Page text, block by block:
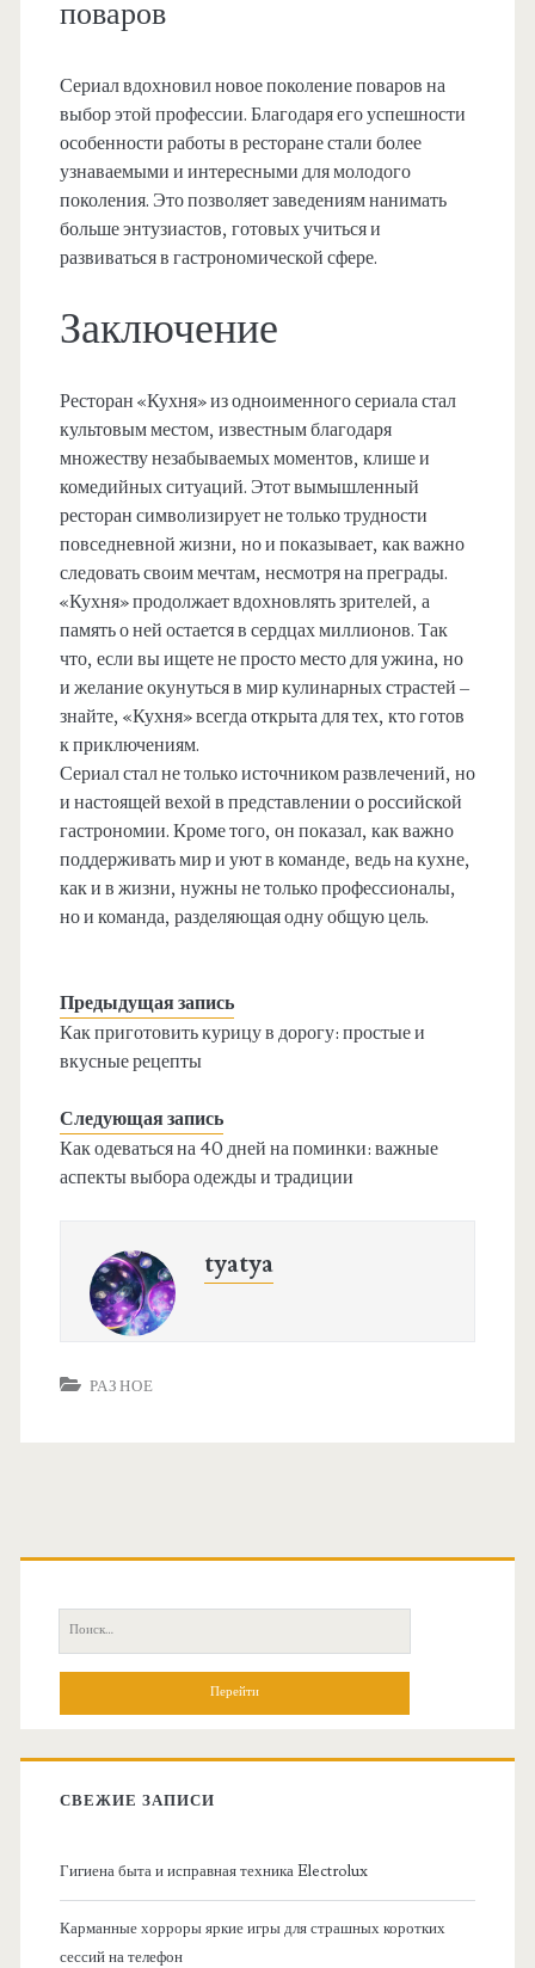
поваров
Сериал вдохновил новое поколение поваров на
выбор этой профессии. Благодаря его успешности
особенности работы в ресторане стали более
узнаваемыми и интересными для молодого
поколения. Это позволяет заведениям нанимать
больше энтузиастов, готовых учиться и
развиваться в гастрономической сфере.
Заключение
Ресторан «Кухня» из одноименного сериала стал
культовым местом, известным благодаря
множеству незабываемых моментов, клише и
комедийных ситуаций. Этот вымышленный
ресторан символизирует не только трудности
повседневной жизни, но и показывает, как важно
следовать своим мечтам, несмотря на преграды.
«Кухня» продолжает вдохновлять зрителей, а
память о ней остается в сердцах миллионов. Так
что, если вы ищете не просто место для ужина, но
и желание окунуться в мир кулинарных страстей –
знайте, «Кухня» всегда открыта для тех, кто готов
к приключениям.
Сериал стал не только источником развлечений, но
и настоящей вехой в представлении о российской
гастрономии. Кроме того, он показал, как важно
поддерживать мир и уют в команде, ведь на кухне,
как и в жизни, нужны не только профессионалы,
но и команда, разделяющая одну общую цель.
Предыдущая запись
Как приготовить курицу в дорогу: простые и
вкусные рецепты
Следующая запись
Как одеваться на 40 дней на поминки: важные
аспекты выбора одежды и традиции
tyatya
РАЗНОЕ
О
П
о
:
СВЕЖИЕ ЗАПИСИ
Гигиена быта и исправная техника Electrolux
Карманные хорроры яркие игры для страшных коротких
сессий на телефон